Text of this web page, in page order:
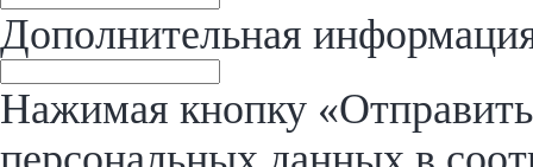
Дополнительная
Нажимая кнопку